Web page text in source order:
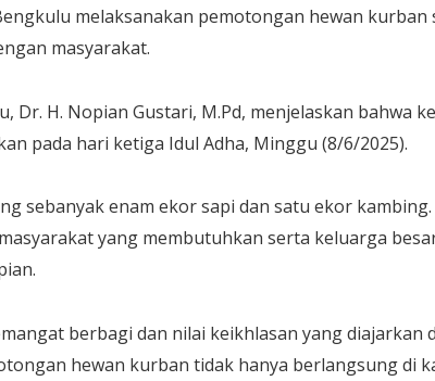
melaksanakan pemotongan hewan kurban
masyarakat.
Dr. H. Nopian Gustari, M.Pd, menjelaskan bahwa
pada hari ketiga Idul Adha, Minggu (8/6/2025).
sebanyak enam ekor sapi dan satu ekor kambing.
yang membutuhkan serta keluarga
berbagi dan nilai keikhlasan yang diajarkan
hewan kurban tidak hanya berlangsung di